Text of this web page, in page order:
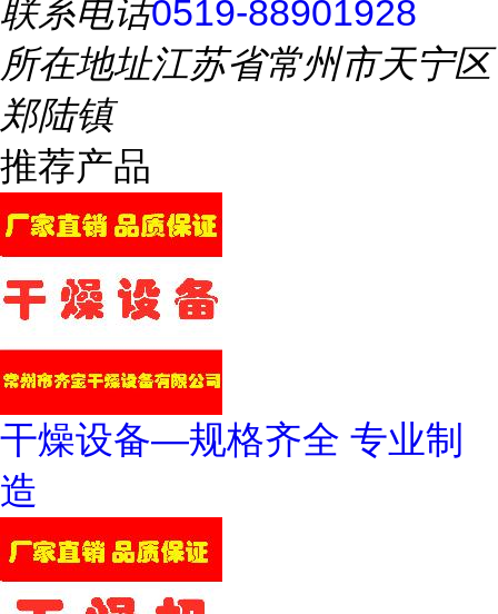
联系电话0519-88901928
所在地址江苏省常州市天宁区
郑陆镇
推荐产品
干燥设备—规格齐全 专业制
造